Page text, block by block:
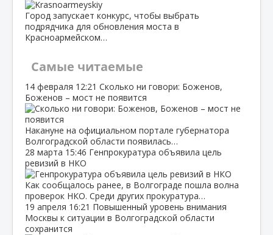
Город запускает конкурс, чтобы выбрать
подрядчика для обновления моста в
Красноармейском…
Самые читаемые
14 февраля 12:21 Сколько ни говори: Боженов,
Боженов – мост не появится
Накануне на официальном портале губернатора
Волгоградской области появилась…
28 марта 15:46 Генпрокуратура объявила цель
ревизий в НКО
Как сообщалось ранее, в Волгограде пошла волна
проверок НКО. Среди других прокуратура…
19 апреля 16:21 Повышенный уровень внимания
Москвы к ситуации в Волгоградской области
сохранится